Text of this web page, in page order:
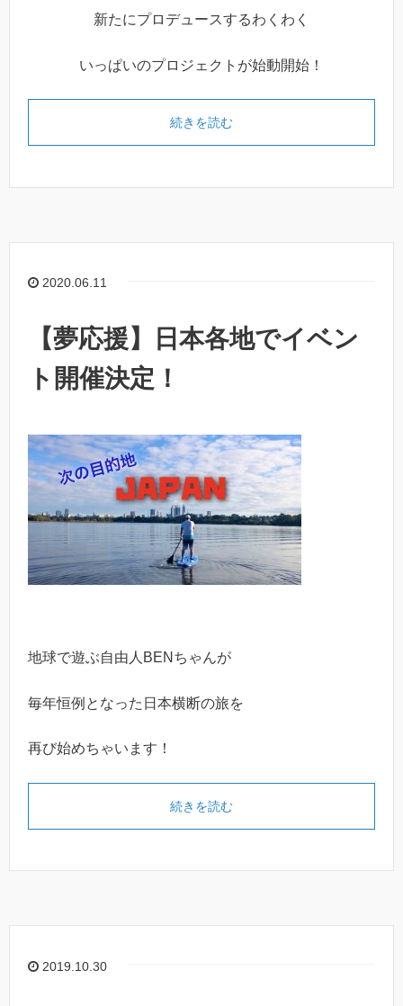
新たにプロデュースするわくわく
いっぱいのプロジェクトが始動開始！
続きを読む
2020.06.11
【夢応援】日本各地でイベン
ト開催決定！
地球で遊ぶ自由人BENちゃんが
毎年恒例となった日本横断の旅を
再び始めちゃいます！
続きを読む
2019.10.30